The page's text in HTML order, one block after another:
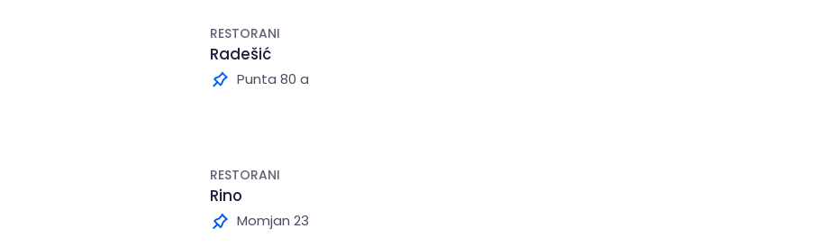
RESTORANI
Radešić
Punta 80 a
RESTORANI
Rino
Momjan 23